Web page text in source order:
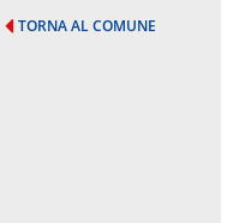
TORNA AL COMUNE